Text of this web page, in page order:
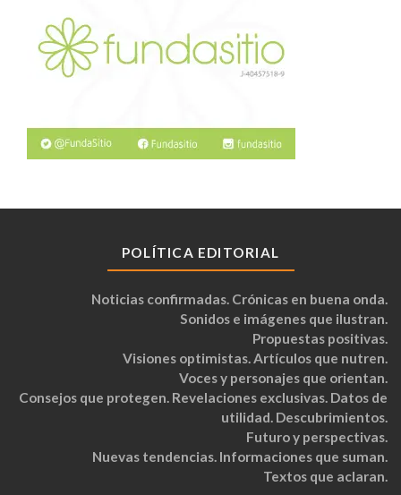
POLÍTICA EDITORIAL
Noticias confirmadas. Crónicas en buena onda.
Sonidos e imágenes que ilustran.
Propuestas positivas.
Visiones optimistas. Artículos que nutren.
Voces y personajes que orientan.
Consejos que protegen. Revelaciones exclusivas. Datos de
utilidad. Descubrimientos.
Futuro y perspectivas.
Nuevas tendencias. Informaciones que suman.
Textos que aclaran.